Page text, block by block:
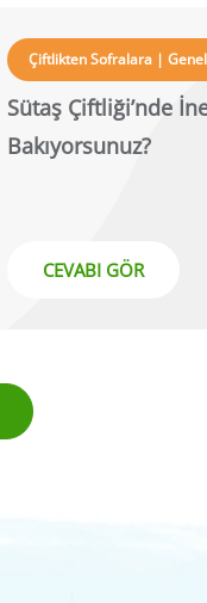
Çiftlikten Sofralara | Genel
Sütaş Çiftliği’nde
Bakıyorsunuz?
CEVABI GÖR